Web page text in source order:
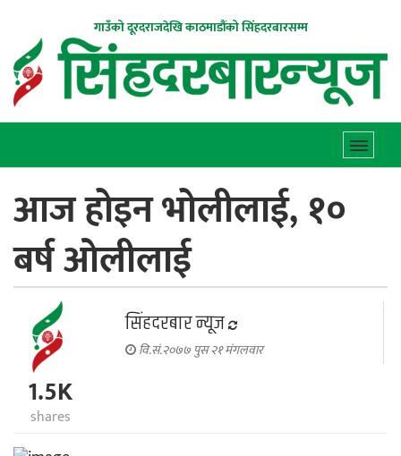
गाउँको दूरदराजदेखि काठमाडौंको सिंहदरबारसम्म
आज होइन भोलीलाई, १०
बर्ष ओलीलाई
सिंहदरबार न्यूज
वि.सं.२०७७ पुस २१ मंगलवार
1.5K
shares